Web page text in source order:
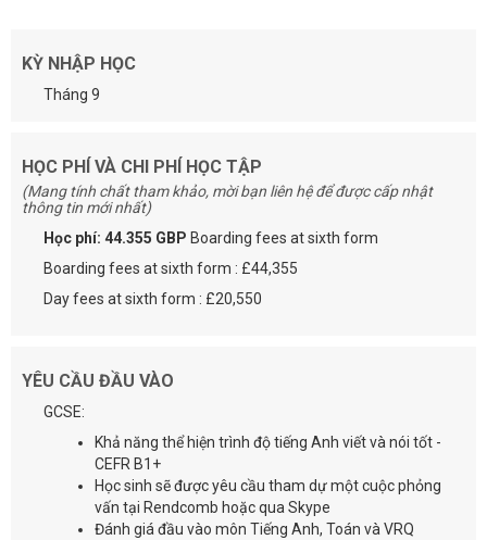
KỲ NHẬP HỌC
Tháng 9
HỌC PHÍ VÀ CHI PHÍ HỌC TẬP
(Mang tính chất tham khảo, mời bạn liên hệ để được cấp nhật
thông tin mới nhất)
Học phí: 44.355 GBP Boarding fees at sixth form
Boarding fees at sixth form : £44,355
Day fees at sixth form : £20,550
YÊU CẦU ĐẦU VÀO
GCSE:
Khả năng thể hiện trình độ tiếng Anh viết và nói tốt -
CEFR B1+
Học sinh sẽ được yêu cầu tham dự một cuộc phỏng
vấn tại Rendcomb hoặc qua Skype
Đánh giá đầu vào môn Tiếng Anh, Toán và VRQ